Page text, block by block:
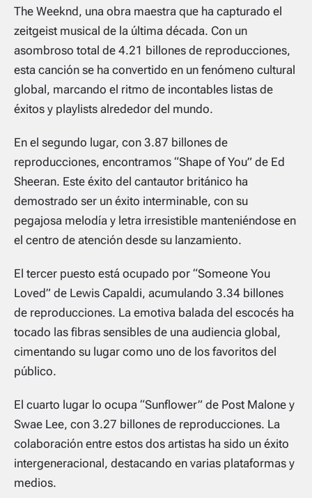
The Weeknd, una obra maestra que ha capturado el
zeitgeist musical de la última década. Con un
asombroso total de 4.21 billones de reproducciones,
esta canción se ha convertido en un fenómeno cultural
global, marcando el ritmo de incontables listas de
éxitos y playlists alrededor del mundo.
En el segundo lugar, con 3.87 billones de
reproducciones, encontramos “Shape of You” de Ed
Sheeran. Este éxito del cantautor británico ha
demostrado ser un éxito interminable, con su
pegajosa melodía y letra irresistible manteniéndose en
el centro de atención desde su lanzamiento.
El tercer puesto está ocupado por “Someone You
Loved” de Lewis Capaldi, acumulando 3.34 billones
de reproducciones. La emotiva balada del escocés ha
tocado las fibras sensibles de una audiencia global,
cimentando su lugar como uno de los favoritos del
público.
El cuarto lugar lo ocupa “Sunflower” de Post Malone y
Swae Lee, con 3.27 billones de reproducciones. La
colaboración entre estos dos artistas ha sido un éxito
intergeneracional, destacando en varias plataformas y
medios.